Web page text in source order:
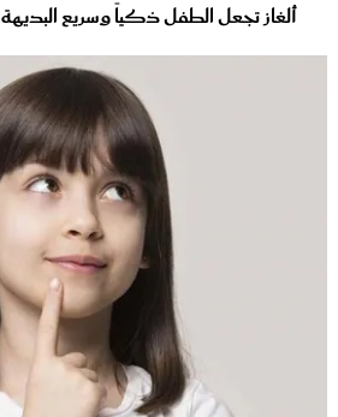
ألغاز تجعل الطفل ذكياً وسريع البديهة